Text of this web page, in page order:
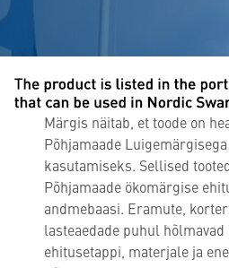
Märgis näitab, et toode on
Põhjamaade
kasutamiseks. Sellised
Põhjamaade ökomärgise
andmebaasi. Eramute,
lasteaedade puhul hõlmavad
ehitusetappi, materjale ja